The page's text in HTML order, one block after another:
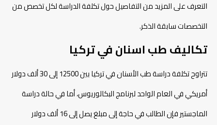
التعرف على المزيد من التفاصيل حول تكلفة الدراسة لكل تخصص من
التخصصات سابقة الذكر.
تكاليف طب اسنان في تركيا
تتراوح تكلفة دراسة طب الأسنان في تركيا بين 12500 إلى 30 ألف دولار
أمريكي في العام الواحد لبرنامج البكالوريوس، أما في حالة دراسة
الماجستير فإن الطالب في حاجة إلى مبلغ يصل إلى 16 ألف دولار